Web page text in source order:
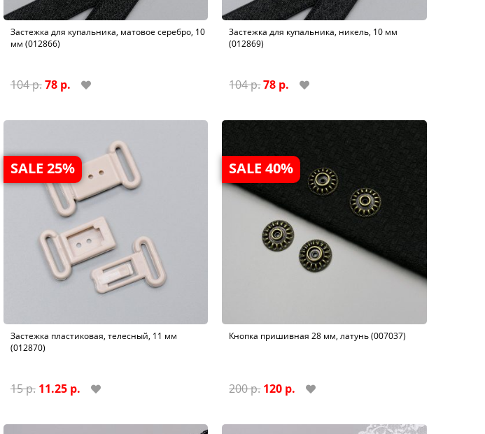
Застежка для купальника, матовое серебро, 10
мм (012866)
104 р.78 р.
Застежка для купальника, никель, 10 мм
(012869)
104 р.78 р.
SALE 25%
Застежка пластиковая, телесный, 11 мм
(012870)
15 р. 11.25 р.
SALE 40%
Кнопка пришивная 28 мм, латунь (007037)
200 р. 120 р.